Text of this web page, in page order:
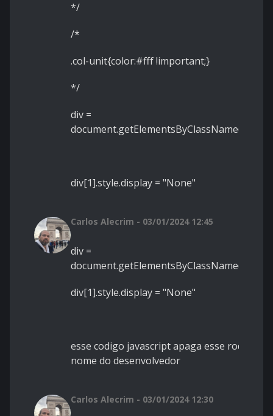
*/
/*
.col-unit{color:#fff !important;}
*/
div =
div[1].style.display = "None"
Carlos Alecrim - 03/01/2024 12:45
div =
div[1].style.display = "None"
esse codigo javascript apaga esse rodapé
nome do desenvolvedor
Carlos Alecrim - 03/01/2024 12:30